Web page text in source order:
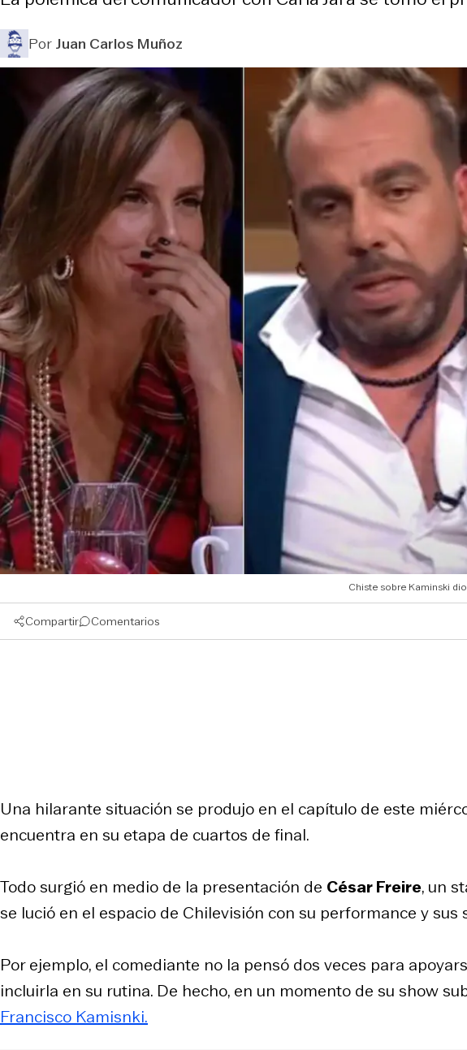
PorJuan Carlos Muñoz
Chiste sobre Kaminski
Compartir Comentarios
Una hilarante situación se produjo en el capítulo de este
encuentra en su etapa de cuartos de final.
Todo surgió en medio de la presentación de César Freire, un
se lució en el espacio de Chilevisión con su performance y sus
Por ejemplo, el comediante no la pensó dos veces para
incluirla en su rutina. De hecho, en un momento de su show
Francisco Kamisnki.